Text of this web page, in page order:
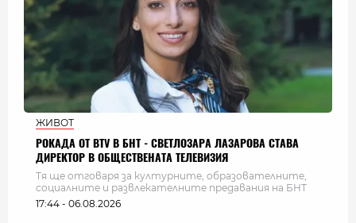
ЖИВОТ
РОКАДА ОТ BTV В БНТ - СВЕТЛОЗАРА ЛАЗАРОВА СТАВА
ДИРЕКТОР В ОБЩЕСТВЕНАТА ТЕЛЕВИЗИЯ
Тя ще отговаря за културните, образователните,
социалните и развлекателните предавания на БНТ
17:44 - 06.08.2026